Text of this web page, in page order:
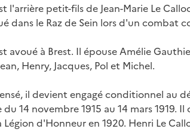
l'arrière petit-fils de Jean-Marie Le
dans le Raz de Sein lors d'un combat
avoué à Brest. Il épouse Amélie
Henry, Jacques, Pol et Michel.
il devient engagé conditionnel au
14 novembre 1915 au 14 mars 1919.
d'Honneur en 1920. Henri Le